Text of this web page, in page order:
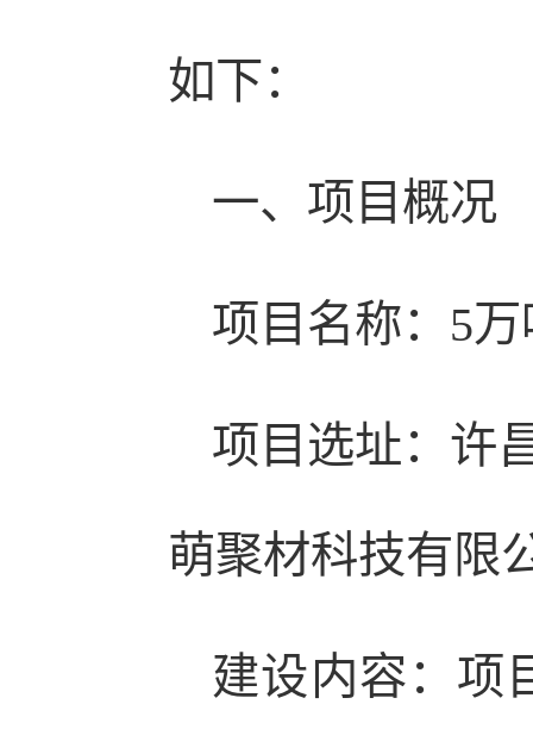
如下：
一、项目概况
项目名称：5万
项目选址：许
萌聚材科技有限
建设内容：项